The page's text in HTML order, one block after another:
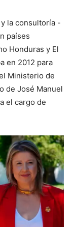
la consultoría -
países
Honduras y El
en 2012 para
Ministerio de
de José Manuel
el cargo de